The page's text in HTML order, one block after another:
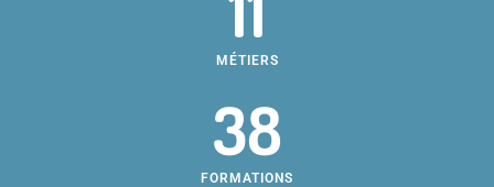
MÉTIERS
38
FORMATIONS